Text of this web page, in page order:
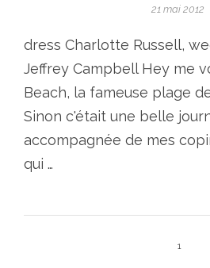
21 mai 2012
dress Charlotte Russell,
Jeffrey Campbell Hey me
Beach, la fameuse plage
Sinon c'était une belle
accompagnée de mes
qui …
1